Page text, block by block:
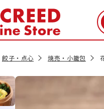
餃子・点心 焼売・小籠包